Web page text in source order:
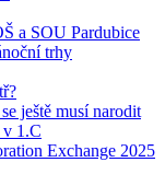
a SOU Pardubice
trhy
ještě musí narodit
v 1.C
Exchange 2025